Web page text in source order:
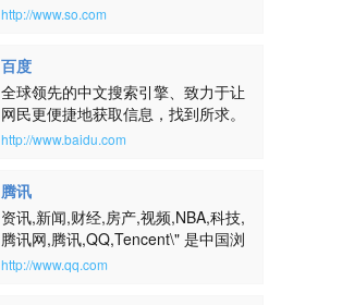
溪·韵高格妙》
http://www.so.com
百度
全球领先的中文搜索引擎、致力于让
网民更便捷地获取信息，找到所求。
百度超过千亿的中文网页数据库，可
http://www.baidu.com
腾讯
资讯,新闻,财经,房产,视频,NBA,科技,
腾讯网,腾讯,QQ,Tencent\" 是中国浏
览量最大的中文门户网站，是腾讯公
http://www.qq.com